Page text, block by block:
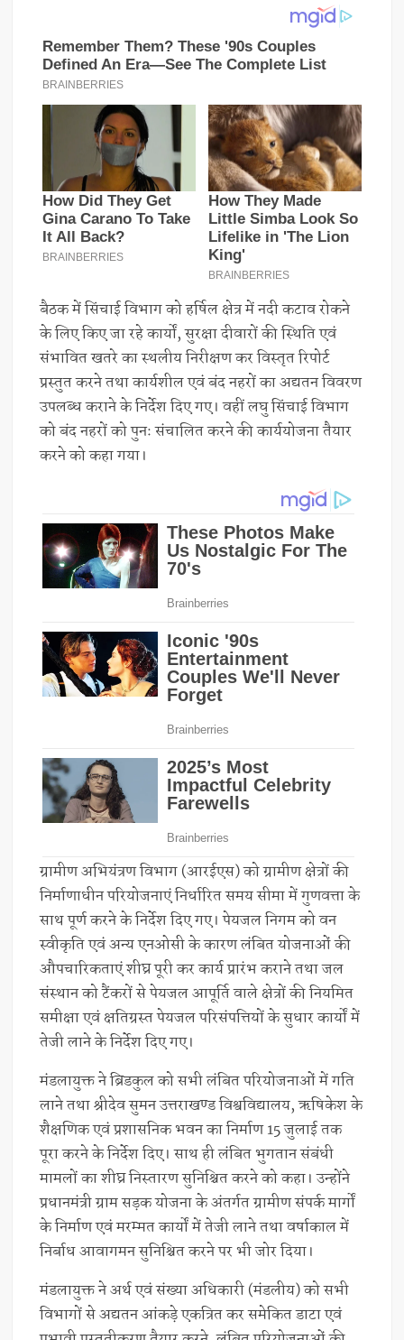
बैठक में सिंचाई विभाग को हर्षिल क्षेत्र में नदी कटाव रोकने
के लिए किए जा रहे कार्यों, सुरक्षा दीवारों की स्थिति एवं
संभावित खतरे का स्थलीय निरीक्षण कर विस्तृत रिपोर्ट
प्रस्तुत करने तथा कार्यशील एवं बंद नहरों का अद्यतन विवरण
उपलब्ध कराने के निर्देश दिए गए। वहीं लघु सिंचाई विभाग
को बंद नहरों को पुनः संचालित करने की कार्ययोजना तैयार
करने को कहा गया।
ग्रामीण अभियंत्रण विभाग (आरईएस) को ग्रामीण क्षेत्रों की
निर्माणाधीन परियोजनाएं निर्धारित समय सीमा में गुणवत्ता के
साथ पूर्ण करने के निर्देश दिए गए। पेयजल निगम को वन
स्वीकृति एवं अन्य एनओसी के कारण लंबित योजनाओं की
औपचारिकताएं शीघ्र पूरी कर कार्य प्रारंभ कराने तथा जल
संस्थान को टैंकरों से पेयजल आपूर्ति वाले क्षेत्रों की नियमित
समीक्षा एवं क्षतिग्रस्त पेयजल परिसंपत्तियों के सुधार कार्यों में
तेजी लाने के निर्देश दिए गए।
मंडलायुक्त ने ब्रिडकुल को सभी लंबित परियोजनाओं में गति
लाने तथा श्रीदेव सुमन उत्तराखण्ड विश्वविद्यालय, ऋषिकेश के
शैक्षणिक एवं प्रशासनिक भवन का निर्माण 15 जुलाई तक
पूरा करने के निर्देश दिए। साथ ही लंबित भुगतान संबंधी
मामलों का शीघ्र निस्तारण सुनिश्चित करने को कहा। उन्होंने
प्रधानमंत्री ग्राम सड़क योजना के अंतर्गत ग्रामीण संपर्क मार्गों
के निर्माण एवं मरम्मत कार्यों में तेजी लाने तथा वर्षाकाल में
निर्बाध आवागमन सुनिश्चित करने पर भी जोर दिया।
मंडलायुक्त ने अर्थ एवं संख्या अधिकारी (मंडलीय) को सभी
विभागों से अद्यतन आंकड़े एकत्रित कर समेकित डाटा एवं